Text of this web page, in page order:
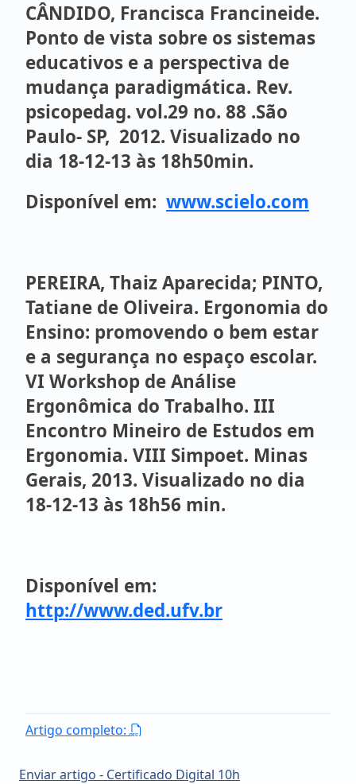
CÂNDIDO, Francisca Francineide.
Ponto de vista sobre os sistemas
educativos e a perspectiva de
mudança paradigmática. Rev.
psicopedag. vol.29 no. 88 .São
Paulo- SP, 2012. Visualizado no
dia 18-12-13 às 18h50min.
Disponível em: www.scielo.com
PEREIRA, Thaiz Aparecida; PINTO,
Tatiane de Oliveira. Ergonomia do
Ensino: promovendo o bem estar
e a segurança no espaço escolar.
VI Workshop de Análise
Ergonômica do Trabalho. III
Encontro Mineiro de Estudos em
Ergonomia. VIII Simpoet. Minas
Gerais, 2013. Visualizado no dia
18-12-13 às 18h56 min.
Disponível em:
http://www.ded.ufv.br
Artigo completo:
Enviar artigo - Certificado Digital 10h